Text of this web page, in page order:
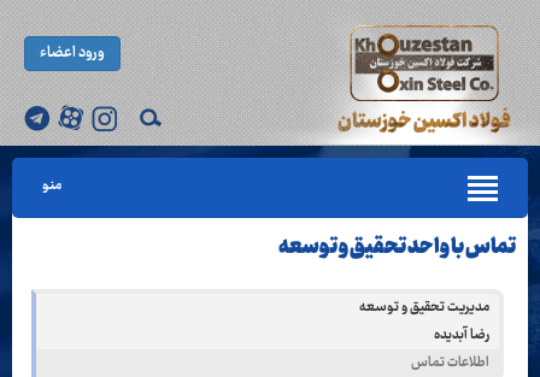
ورود اعضاء
منو
تماس با واحد تحقیق و توسعه
مدیریت تحقیق و توسعه
رضا آبدیده
اطلاعات تماس